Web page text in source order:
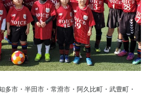
多市・半田市・常滑市・阿久比町・武豊町・